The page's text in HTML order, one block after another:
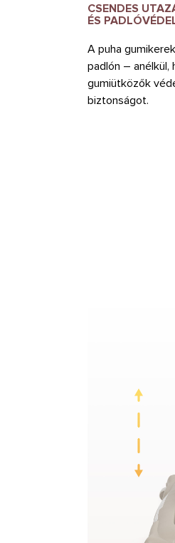
CSENDES
ÉS
A puha
padlón – anélkül,
gumiütközők
biztonságot.